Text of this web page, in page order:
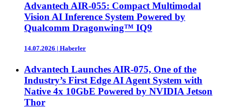
Advantech AIR-055: Compact Multimodal
Vision AI Inference System Powered by
Qualcomm Dragonwing™ IQ9
14.07.2026 | Haberler
Advantech Launches AIR-075, One of the
Industry’s First Edge AI Agent System with
Native 4x 10GbE Powered by NVIDIA Jetson
Thor